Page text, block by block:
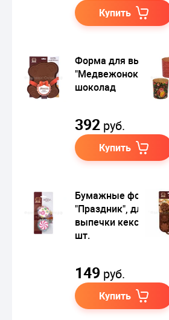
Купить
Форма для выпечки
"Медвежонок",
шоколад
392 руб.
Купить
Бумажные формы
"Праздник", для
выпечки кексов, 50
шт.
149 руб.
Купить